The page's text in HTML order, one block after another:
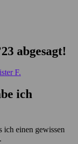
abgesagt!
F.
ich
ich einen gewissen